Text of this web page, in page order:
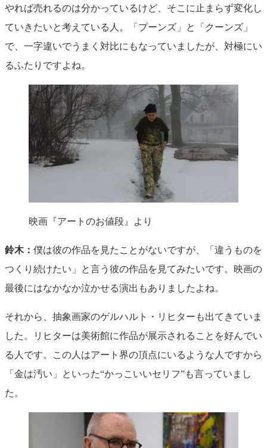
やれば売れるのは分かっているけど、そこに止まらず変化し
ていきたいと考えている人。「プーンズ」と「クーンズ」
で、一字違いでうまく対比にもなっていましたが、対極にい
るふたりですよね。
映画『アートのお値段』より
鈴木： 僕は彼の作品を見たことがないですが、「違うものを
つくり続けたい」と言う彼の作品を見てみたいです。映画の
最後にはなかなか泣かせる演出もありましたよね。
それから、抽象画家のゲルハルト・リヒターも出てきていま
した。リヒターは美術館に作品が展示されることを好んでい
る人です。この人はアート界の頂点にいるような人ですから
「金は汚い」といった“かっこいいセリフ”も言っていまし
た。